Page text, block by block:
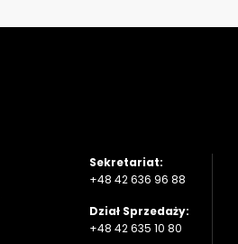
Sekretariat:
+48 42 636 96 88
Dział Sprzedaży:
+48 42 635 10 80